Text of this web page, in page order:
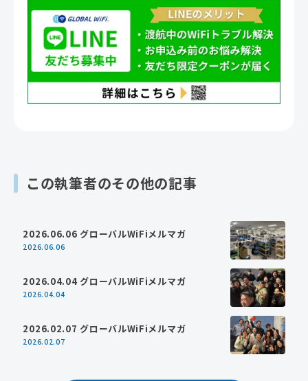
この執筆者のその他の記事
2026.06.06 グローバルWiFiメルマガ
2026.06.06
2026.04.04 グローバルWiFiメルマガ
2026.04.04
2026.02.07 グローバルWiFiメルマガ
2026.02.07